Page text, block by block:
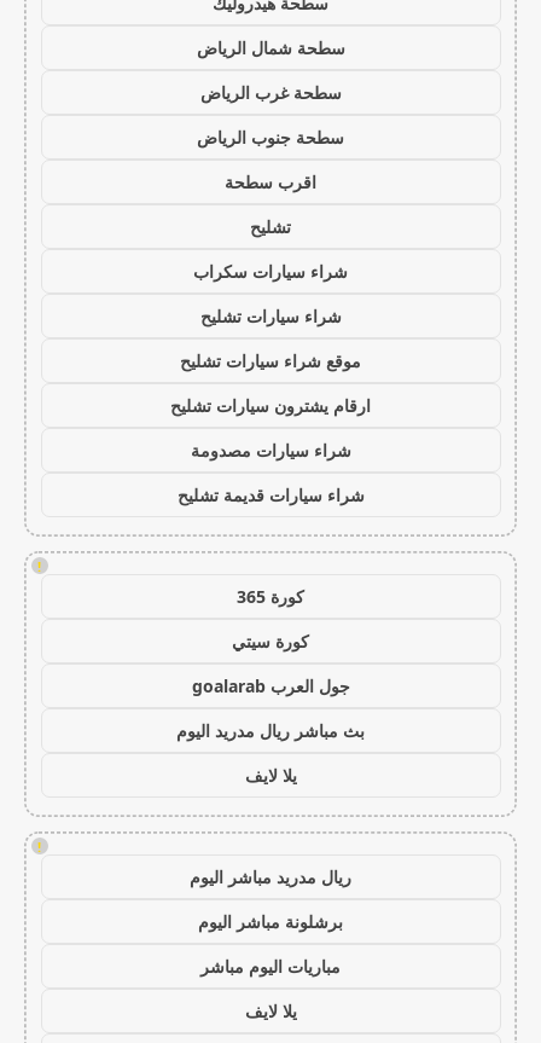
سطحة شمال الرياض
سطحة غرب الرياض
سطحة جنوب الرياض
اقرب سطحة
تشليح
شراء سيارات سكراب
شراء سيارات تشليح
موقع شراء سيارات تشليح
ارقام يشترون سيارات تشليح
شراء سيارات مصدومة
شراء سيارات قديمة تشليح
!
كورة 365
كورة سيتي
جول العرب goalarab
بث مباشر ريال مدريد اليوم
يلا لايف
!
ريال مدريد مباشر اليوم
برشلونة مباشر اليوم
مباريات اليوم مباشر
يلا لايف